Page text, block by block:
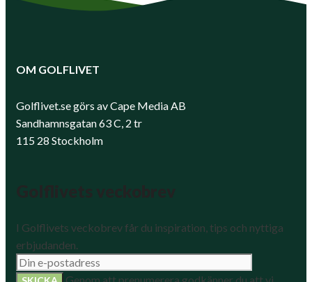
OM GOLFLIVET
Golflivet.se görs av Cape Media AB
Sandhamnsgatan 63 C, 2 tr
115 28 Stockholm
I Golflivets veckobrev får du inspiration, tips och nyttiga
erbjudanden.